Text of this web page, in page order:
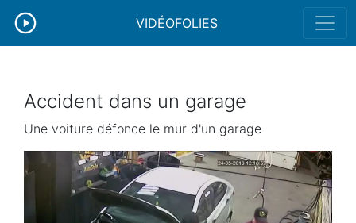
VIDÉOFOLIES
Accident dans un garage
Une voiture défonce le mur d'un garage